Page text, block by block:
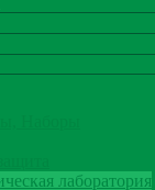
лаборатория